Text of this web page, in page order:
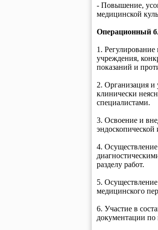
- Повышение,
медицинской
Операционный
1.
учреждения,
показаний и
2. Организация и
клинически
специалистами.
3. Освоение и
4.
разделу работ.
5.
медицинского
6. Участие в
документации